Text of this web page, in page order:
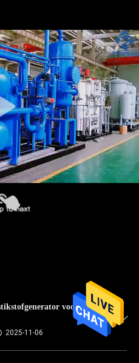
voor olie en
2025-11-06